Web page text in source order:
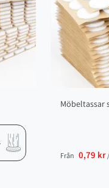
Möbeltassar
Från 0,79 kr